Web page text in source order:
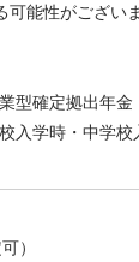
能性がございま
型確定拠出年金
入学時・中学
）